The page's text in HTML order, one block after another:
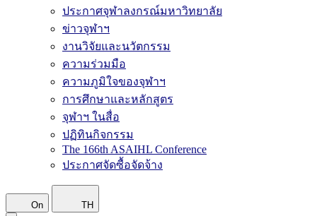
ประกาศจุฬาลงกรณ์มหาวิทยาลัย
ข่าวจุฬาฯ
งานวิจัยและนวัตกรรม
ความร่วมมือ
ความภูมิใจของจุฬาฯ
การศึกษาและหลักสูตร
จุฬาฯ ในสื่อ
ปฏิทินกิจกรรม
The 166th ASAIHL Conference
ประกาศจัดซื้อจัดจ้าง
On TH